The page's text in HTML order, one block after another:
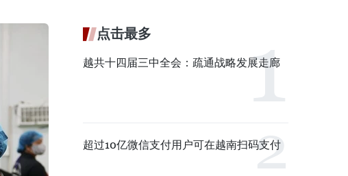
点击最多
越共十四届三中全会：疏通战略发展走廊
超过10亿微信支付用户可在越南扫码支付